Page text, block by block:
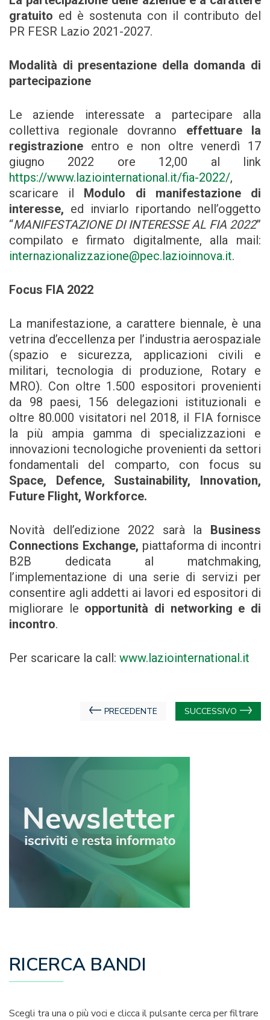
gratuito ed è sostenuta con il contributo del
PR FESR Lazio 2021-2027.
Modalità di presentazione della domanda di
partecipazione
Le aziende interessate a partecipare alla
collettiva regionale dovranno effettuare la
registrazione entro e non oltre venerdì 17
giugno 2022 ore 12,00 al link
https://www.laziointernational.it/fia-2022/,
scaricare il Modulo di manifestazione di
interesse, ed inviarlo riportando nell’oggetto
“MANIFESTAZIONE DI INTERESSE AL FIA 2022”
compilato e firmato digitalmente, alla mail:
internazionalizzazione@pec.lazioinnova.it.
Focus FIA 2022
La manifestazione, a carattere biennale, è una
vetrina d’eccellenza per l’industria aerospaziale
(spazio e sicurezza, applicazioni civili e
militari, tecnologia di produzione, Rotary e
MRO). Con oltre 1.500 espositori provenienti
da 98 paesi, 156 delegazioni istituzionali e
oltre 80.000 visitatori nel 2018, il FIA fornisce
la più ampia gamma di specializzazioni e
innovazioni tecnologiche provenienti da settori
fondamentali del comparto, con focus su
Space, Defence, Sustainability, Innovation,
Future Flight, Workforce.
Novità dell’edizione 2022 sarà la Business
Connections Exchange, piattaforma di incontri
B2B dedicata al matchmaking,
l’implementazione di una serie di servizi per
consentire agli addetti ai lavori ed espositori di
migliorare le opportunità di networking e di
incontro.
Per scaricare la call: www.laziointernational.it
Navigazione
PRECEDENTE SUCCESSIVO
RICERCA BANDI
Scegli tra una o più voci e clicca il pulsante cerca per filtrare